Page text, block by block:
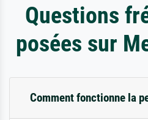
Questions
posées sur
Comment fonctionne la